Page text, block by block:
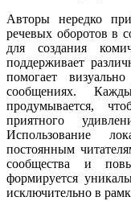
Авторы нередко
речевых оборотов в
для создания
поддерживает
помогает
сообщениях.
продумывается,
приятного
Использование
постоянным
сообщества и
формируется
исключительно в